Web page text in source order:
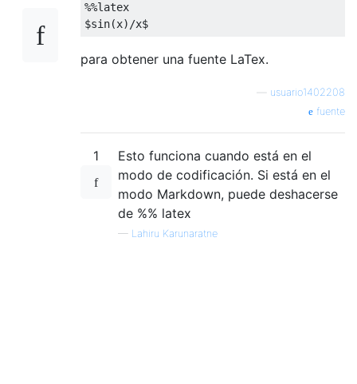
%%latex
$sin(x)/x$
para obtener una fuente LaTex.
usuario1402208
fuente
1
Esto funciona cuando está en el
modo de codificación. Si está en el
modo Markdown, puede deshacerse
de %% latex
— Lahiru Karunaratne